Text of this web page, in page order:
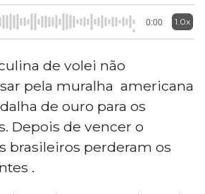
0:00 1.0x
de volei não
pela muralha americana
de ouro para os
Depois de vencer o
brasileiros perderam os
.